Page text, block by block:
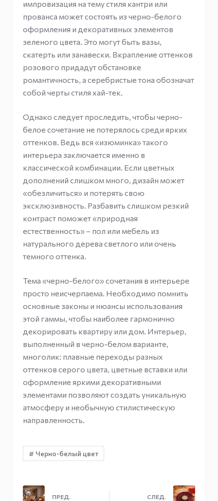
импровизация на тему стиля кантри или
прованса может состоять из черно-белого
оформления и декоративных элементов
зеленого цвета. Это могут быть вазы,
скатерть или занавески. Вкрапление оттенков
розового придадут обстановке
романтичность, а серебристые тона обозначат
собой черты стиля хай-тек.
Однако следует проследить, чтобы черно-
белое сочетание не потерялось среди ярких
оттенков. Ведь вся «изюминка» такого
интерьера заключается именно в
классической комбинации. Если цветных
дополнений слишком много, дизайн может
«обезличиться» и потерять свою
эксклюзивность. Разбавить слишком резкий
контраст поможет «природная
естественность» – пол или мебель из
натурального дерева светлого или очень
темного оттенка.
Тема «черно-белого» сочетания в интерьере
просто неисчерпаема. Необходимо помнить
основные законы и нюансы использования
этой гаммы, чтобы наиболее гармонично
декорировать квартиру или дом. Интерьер,
выполненный в черно-белом варианте,
многолик: плавные переходы разных
оттенков серого цвета, цветные вставки или
оформление яркими декоративными
элементами позволяют создать уникальную
атмосферу и необычную стилистическую
направленность.
# Черно-белый цвет
ПРЕД. СЛЕД.